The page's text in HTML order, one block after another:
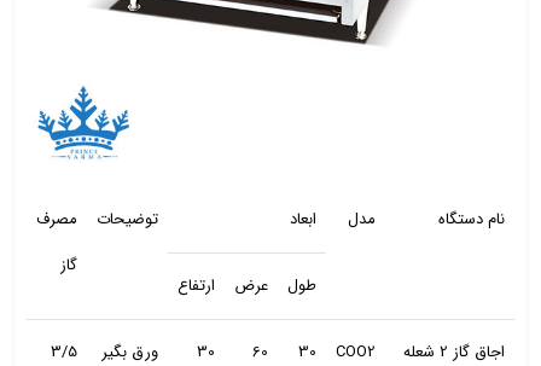
نام دستگاه مدل ابعاد توضیحات
مصرف
گاز
طول
عرض ارتفاع
اجاق گاز 2 شعله
COO2
30
60
30
ورق بگیر
3/5